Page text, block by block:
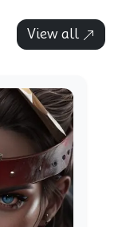
View all